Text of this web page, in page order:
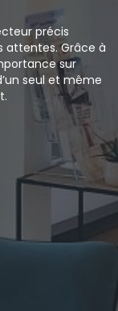
précis
attentes. Grâce à
sur
seul et même